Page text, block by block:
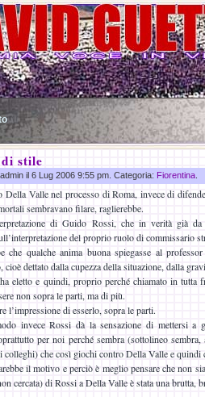
stile
il 6 Lug 2006 9:55 pm. Categoria: Fiorentina
Della Valle nel processo di Roma, invece di
sembravano filare, raglierebbe.
di Guido Rossi, che in verità già da
del proprio ruolo di commissario
che qualche anima buona spiegasse al
cioè dettato dalla cupezza della situazione, dalla
eletto e quindi, proprio perché chiamato in tutta
non sopra le parti, ma di più.
l’impressione di esserlo, sopra le parti.
invece Rossi dà la sensazione di mettersi a
per noi perché sembra (sottolineo
colleghi) che così giochi contro Della Valle e quindi
il motivo e perciò è meglio pensare che non
cercata) di Rossi a Della Valle è stata una brutta,